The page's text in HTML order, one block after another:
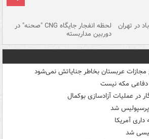
در تهران لحظه انفجار جایگاه CNG "صحنه" در
دوربین مداربسته
مجازات عربستان بخاطر جنایاتش نمی‌شود
دفاعی مکه نیست
در عملیات آزادسازی بوکمال
شد
آمریکا
شد